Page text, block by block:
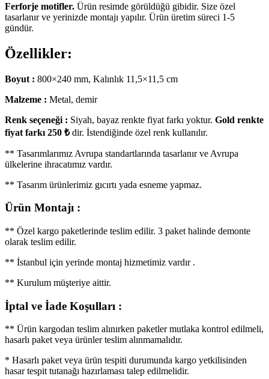
Ferforje motifler. Ürün resimde görüldüğü gibidir. Size özel
tasarlanır ve yerinizde montajı yapılır. Ürün üretim süreci 1-5
gündür.
Özellikler:
Boyut : 800×240 mm, Kalınlık 11,5×11,5 cm
Malzeme : Metal, demir
Renk seçeneği : Siyah, bayaz renkte fiyat farkı yoktur. Gold renkte
fiyat farkı 250 ₺dir. İstendiğinde özel renk kullanılır.
** Tasarımlarımız Avrupa standartlarında tasarlanır ve Avrupa
ülkelerine ihracatımız vardır.
** Tasarım ürünlerimiz gıcırtı yada esneme yapmaz.
Ürün Montajı :
** Özel kargo paketlerinde teslim edilir. 3 paket halinde demonte
olarak teslim edilir.
** İstanbul için yerinde montaj hizmetimiz vardır .
** Kurulum müşteriye aittir.
İptal ve İade Koşulları :
** Ürün kargodan teslim alınırken paketler mutlaka kontrol edilmeli,
hasarlı paket veya ürünler teslim alınmamalıdır.
* Hasarlı paket veya ürün tespiti durumunda kargo yetkilisinden
hasar tespit tutanağı hazırlaması talep edilmelidir.